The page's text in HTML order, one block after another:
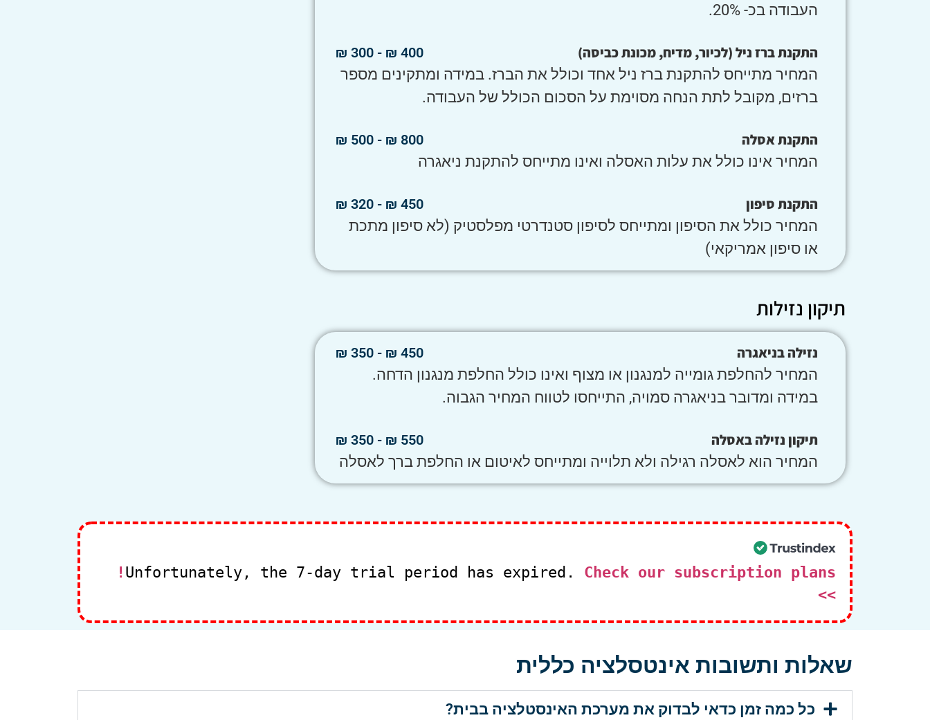
העבודה בכ- 20%.
התקנת ברז ניל (לכיור, מדיח, מכונת כביסה) 400 ₪ - 300 ₪
המחיר מתייחס להתקנת ברז ניל אחד וכולל את הברז. במידה ומתקינים מספר
ברזים, מקובל לתת הנחה מסוימת על הסכום הכולל של העבודה.
התקנת אסלה 800 ₪ - 500 ₪
המחיר אינו כולל את עלות האסלה ואינו מתייחס להתקנת ניאגרה
התקנת סיפון 450 ₪ - 320 ₪
המחיר כולל את הסיפון ומתייחס לסיפון סטנדרטי מפלסטיק (לא סיפון מתכת
או סיפון אמריקאי)
תיקון נזילות
נזילה בניאגרה 450 ₪ - 350 ₪
המחיר להחלפת גומייה למנגנון או מצוף ואינו כולל החלפת מנגנון הדחה.
במידה ומדובר בניאגרה סמויה, התייחסו לטווח המחיר הגבוה.
תיקון נזילה באסלה 550 ₪ - 350 ₪
המחיר הוא לאסלה רגילה ולא תלוייה ומתייחס לאיטום או החלפת ברך לאסלה
Unfortunately, the 7-day trial period has expired.
Check our subscription plans!
>>
שאלות ותשובות אינטסלציה כללית
כל כמה זמן כדאי לבדוק את מערכת האינסטלציה בבית?